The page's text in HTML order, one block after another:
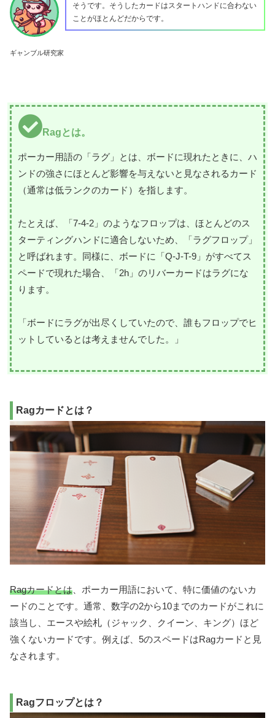
ギャンブル研究家
そうです。そうしたカードはスタートハンドに合わない
ことがほとんどだからです。
Ragとは。
ポーカー用語の「ラグ」とは、ボードに現れたときに、ハ
ンドの強さにほとんど影響を与えないと見なされるカード
（通常は低ランクのカード）を指します。
たとえば、「7-4-2」のようなフロップは、ほとんどのス
ターティングハンドに適合しないため、「ラグフロップ」
と呼ばれます。同様に、ボードに「Q-J-T-9」がすべてス
ペードで現れた場合、「2h」のリバーカードはラグにな
ります。
「ボードにラグが出尽くしていたので、誰もフロップでヒ
ットしているとは考えませんでした。」
Ragカードとは？
Ragカードとは 、ポーカー用語において、特に価値のないカ
ードのことです。通常、数字の2から10までのカードがこれに
該当し、エースや絵札（ジャック、クイーン、キング）ほど
強くないカードです。例えば、5のスペードはRagカードと見
なされます。
Ragフロップとは？